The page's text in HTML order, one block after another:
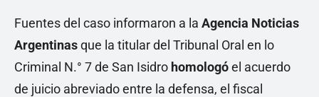
Fuentes del caso informaron a la Agencia Noticias
Argentinasque la titular del Tribunal Oral en lo
Criminal N.° 7 de San Isidro homologóel acuerdo
de juicio abreviado entre la defensa, el fiscal